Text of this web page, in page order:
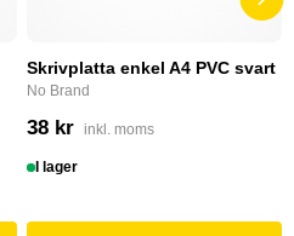
Skrivplatta enkel A4 PVC svart
No Brand
38 kr inkl. moms
I lager